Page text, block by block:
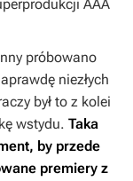
AAA
próbowano
niezłych
był to z kolei
wstydu. Taka
by przede
premiery z